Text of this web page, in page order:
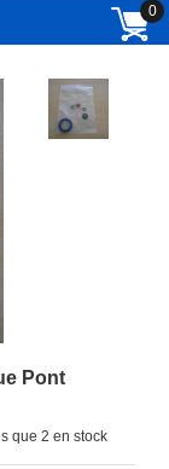
0
Pont
que 2 en stock